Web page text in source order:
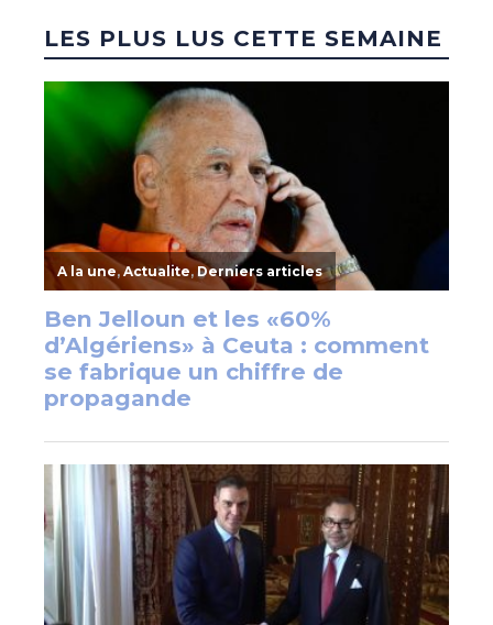
LES PLUS LUS CETTE SEMAINE